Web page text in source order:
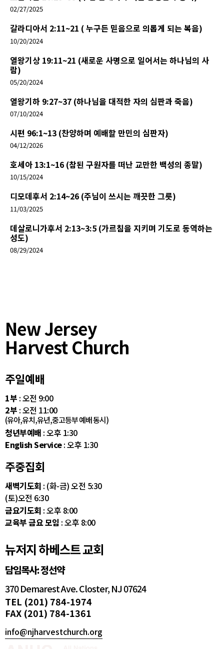
02/27/2025
갈라디아서 2:11~21 ( 누구든 믿음으로 의롭게 되는 복음)
10/20/2024
열왕기상 19:11~21 (새로운 사명으로 일어서는 하나님의 사
람)
05/20/2024
열왕기하 9:27~37 (하나님을 대적한 자의 심판과 죽음)
07/10/2024
시편 96:1~13 (찬양하며 예배할 만민의 심판자)
04/12/2026
호세아 13:1~16 (참된 구원자를 떠난 교만한 백성의 종말)
10/15/2024
디모데후서 2:14~26 (주님이 쓰시는 깨끗한 그릇)
11/03/2025
데살로니가후서 2:13~3:5 (가르침을 지키며 기도로 동역하는
성도)
08/29/2024
New Jersey
Harvest Church
주일예배
1부 : 오전 9:00
2부 : 오전 11:00
(유아,유치,유년,중고등부 예배 동시)
청년부예배 : 오후 1:30
English Service: 오후 1:30
주중집회
새벽기도회 : (화-금) 오전 5:30
(토)오전 6:30
금요기도회 : 오후 8:00
교육부 금요 모임 : 오후 8:00
뉴저지 하베스트 교회
담임목사: 정선약
370 Demarest Ave. Closter, NJ 07624
TEL (201) 784-1974
FAX (201) 784-1361
info@njharvestchurch.org